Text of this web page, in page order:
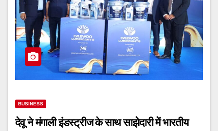
BUSINESS
देवू ने मंगाली इंडस्ट्रीज के साथ साझेदारी में भारतीय